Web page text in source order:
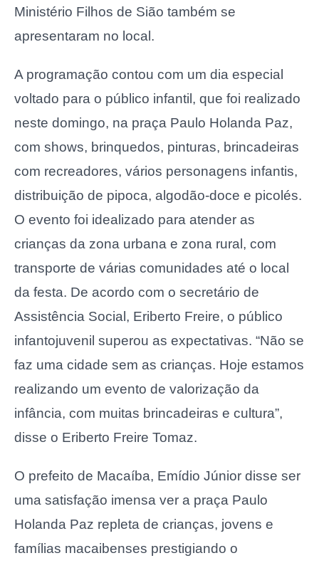
Ministério Filhos de Sião também se
apresentaram no local.
A programação contou com um dia especial
voltado para o público infantil, que foi realizado
neste domingo, na praça Paulo Holanda Paz,
com shows, brinquedos, pinturas, brincadeiras
com recreadores, vários personagens infantis,
distribuição de pipoca, algodão-doce e picolés.
O evento foi idealizado para atender as
crianças da zona urbana e zona rural, com
transporte de várias comunidades até o local
da festa. De acordo com o secretário de
Assistência Social, Eriberto Freire, o público
infantojuvenil superou as expectativas. “Não se
faz uma cidade sem as crianças. Hoje estamos
realizando um evento de valorização da
infância, com muitas brincadeiras e cultura”,
disse o Eriberto Freire Tomaz.
O prefeito de Macaíba, Emídio Júnior disse ser
uma satisfação imensa ver a praça Paulo
Holanda Paz repleta de crianças, jovens e
famílias macaibenses prestigiando o